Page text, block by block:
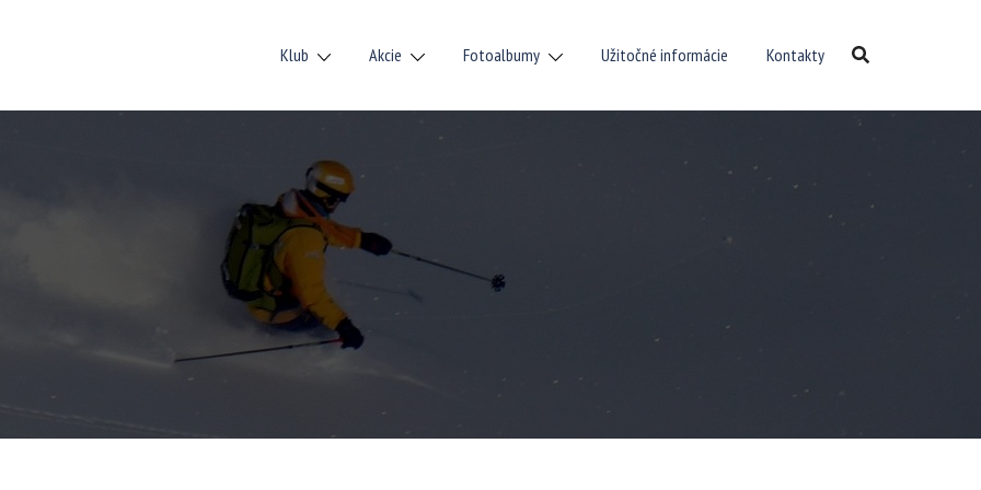
Klub Akcie Fotoalbumy Užitočné informácie Kontakty